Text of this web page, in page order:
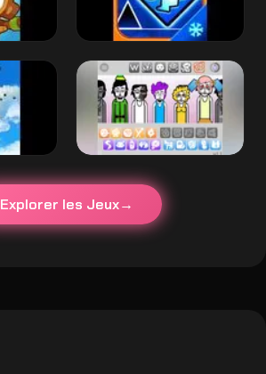
Explorer les Jeux